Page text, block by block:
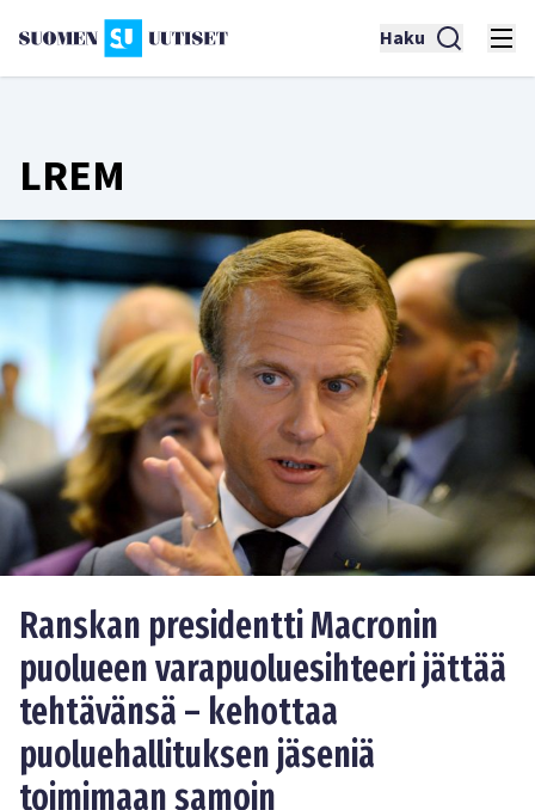
Haku
LREM
Ranskan presidentti Macronin
puolueen varapuoluesihteeri jättää
tehtävänsä – kehottaa
puoluehallituksen jäseniä
toimimaan samoin